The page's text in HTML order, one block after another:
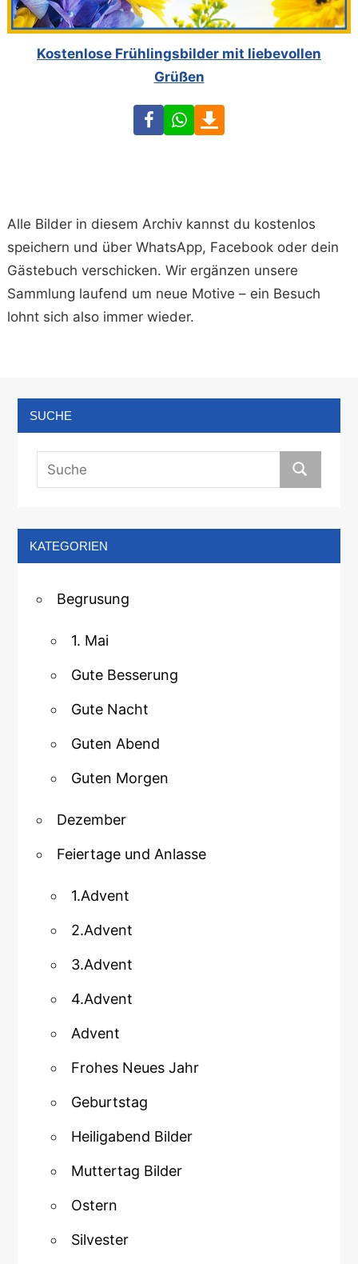
Kostenlose Frühlingsbilder mit liebevollen
Grüßen
FacebookWhatsApp
Alle Bilder in diesem Archiv kannst du kostenlos
speichern und über WhatsApp, Facebook oder dein
Gästebuch verschicken. Wir ergänzen unsere
Sammlung laufend um neue Motive – ein Besuch
lohnt sich also immer wieder.
SUCHE
KATEGORIEN
Begrusung
1. Mai
Gute Besserung
Gute Nacht
Guten Abend
Guten Morgen
Dezember
Feiertage und Anlasse
1.Advent
2.Advent
3.Advent
4.Advent
Advent
Frohes Neues Jahr
Geburtstag
Heiligabend Bilder
Muttertag Bilder
Ostern
Silvester